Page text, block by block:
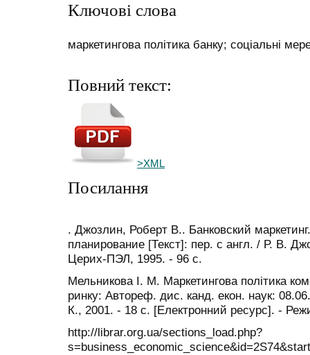
Ключові слова
маркетингова політика банку; соціальні
Повний текст:
>XML
Посилання
. Джозлин, Роберт В.. Банковский
планирование [Текст]: пер. с англ. / Р. В.
Церих-ПЭЛ, 1995. - 96 с.
Мельникова І. М. Маркетингова політика
ринку: Автореф. дис. канд. екон. наук:
К., 2001. - 18 с. [Електронний ресурс]. -
http://librar.org.ua/sections_load.php?